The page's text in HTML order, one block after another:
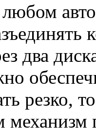
два
резко,
механизм